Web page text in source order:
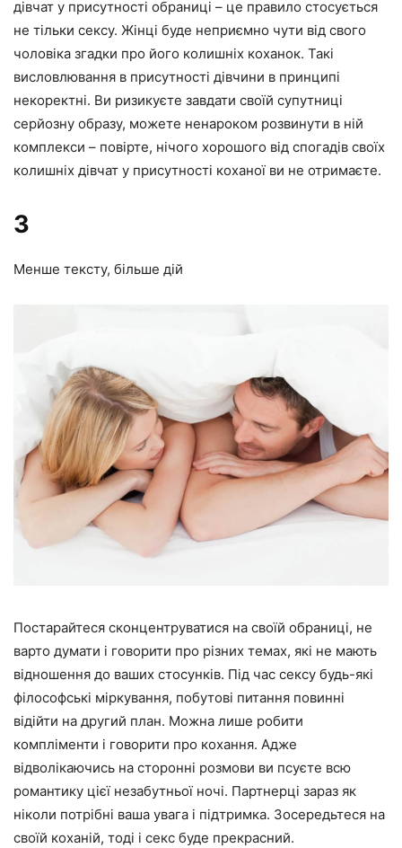
дівчат у присутності обраниці – це правило стосується
не тільки сексу. Жінці буде неприємно чути від свого
чоловіка згадки про його колишніх коханок. Такі
висловлювання в присутності дівчини в принципі
некоректні. Ви ризикуєте завдати своїй супутниці
серйозну образу, можете ненароком розвинути в ній
комплекси – повірте, нічого хорошого від спогадів своїх
колишніх дівчат у присутності коханої ви не отримаєте.
3
Менше тексту, більше дій
Постарайтеся сконцентруватися на своїй обраниці, не
варто думати і говорити про різних темах, які не мають
відношення до ваших стосунків. Під час сексу будь-які
філософські міркування, побутові питання повинні
відійти на другий план. Можна лише робити
компліменти і говорити про кохання. Адже
відволікаючись на сторонні розмови ви псуєте всю
романтику цієї незабутньої ночі. Партнерці зараз як
ніколи потрібні ваша увага і підтримка. Зосередьтеся на
своїй коханій, тоді і секс буде прекрасний.